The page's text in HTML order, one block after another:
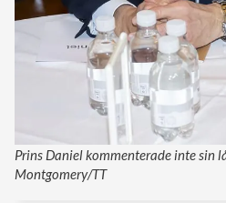
Prins Daniel kommenterade inte sin
Montgomery/TT